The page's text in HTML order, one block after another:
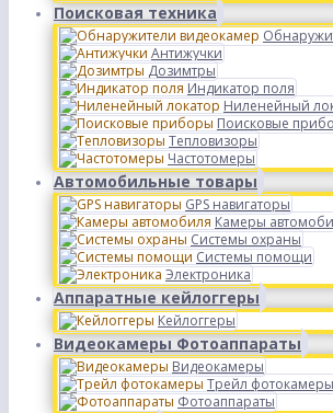
Поисковая техника
Антижучки
Дозимтры
Индикатор поля
Ниленейный
Поисковые
Тепловизоры
Частотомеры
Автомобильные товары
GPS навигаторы
Камеры
Системы охраны
Системы помощи
Электроника
Аппаратные кейлоггеры
Кейлоггеры
Видеокамеры Фотоаппараты
Видеокамеры
Трейл фотокамеры
Фотоаппараты